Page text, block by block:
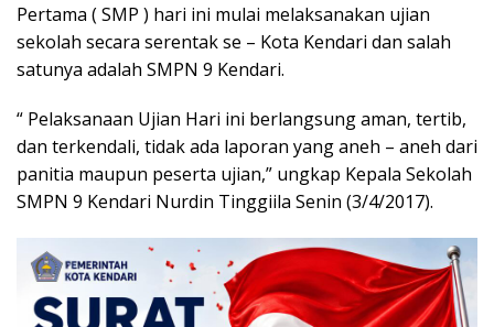
Pertama ( SMP ) hari ini mulai melaksanakan ujian
sekolah secara serentak se – Kota Kendari dan salah
satunya adalah SMPN 9 Kendari.
“ Pelaksanaan Ujian Hari ini berlangsung aman, tertib,
dan terkendali, tidak ada laporan yang aneh – aneh dari
panitia maupun peserta ujian,” ungkap Kepala Sekolah
SMPN 9 Kendari Nurdin Tinggiila Senin (3/4/2017).